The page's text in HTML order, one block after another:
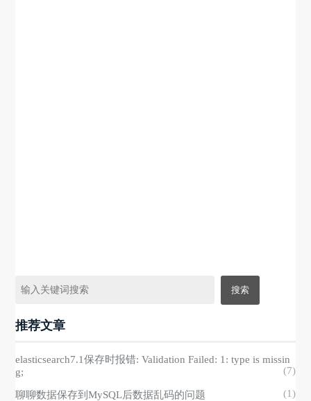
推荐文章
elasticsearch7.1保存时报错: Validation Failed: 1: type is missin
g;
(7)
聊聊数据保存到MySQL后数据乱码的问题 (1)